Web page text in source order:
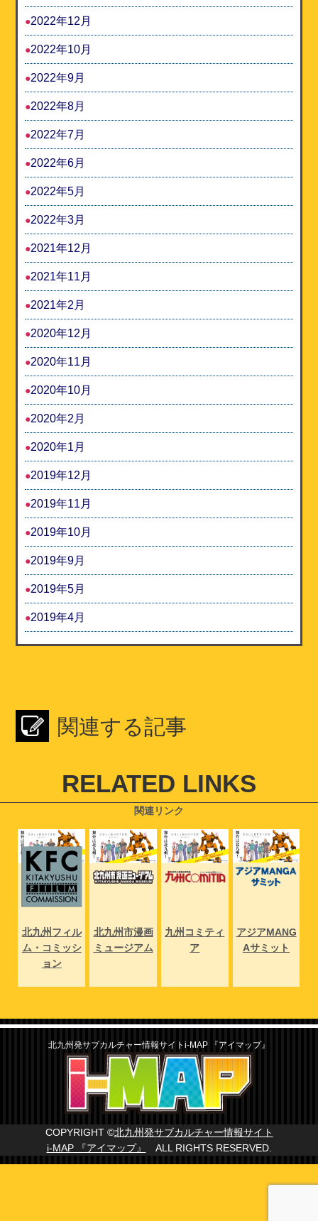
2022年12月
2022年10月
2022年9月
2022年8月
2022年7月
2022年6月
2022年5月
2022年3月
2021年12月
2021年11月
2021年2月
2020年12月
2020年11月
2020年10月
2020年2月
2020年1月
2019年12月
2019年11月
2019年10月
2019年9月
2019年5月
2019年4月
関連する記事
RELATED LINKS
関連リンク
北九州フィル
ム・コミッシ
ョン
北九州市漫画
ミュージアム
九州コミティ
ア
アジアMANG
Aサミット
北九州発サブカルチャー情報サイトi-MAP 『アイマップ』
COPYRIGHT ©北九州発サブカルチャー情報サイト
i-MAP 『アイマップ』
ALL RIGHTS RESERVED.